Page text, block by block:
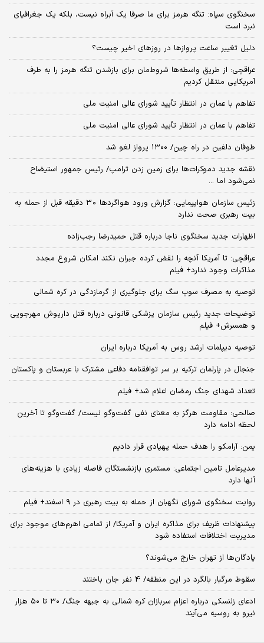
سخنگوی سپاه: تنگه هرمز برای ما صرفا یک آبراه نیست، بلکه یک جغرافیای
نبرد است
دلیل تغییر ساعت پروازها در روزهای اخیر چیست؟
عراقچی: از طریق واسطه‌ها شروط‌مان برای بازشدن تنگه هرمز را به طرف
آمریکایی منتقل کردیم
تفاهم با عمان در انتظار تأیید شورای عالی امنیت ملی
تفاهم با عمان در انتظار تأیید شورای عالی امنیت ملی
طوفان دلفین در راه چین/ ۱۳۰۰ پرواز لغو شد
نقشه جدید دموکرات‌ها برای زمین زدن ترامپ/ رئیس جمهور استیضاح
نمی‌شود اما ...
زئیس سازمان هواپیمایی: گزارش ورود هواگردها ٣٠ دقیقه قبل از حمله به
بیت رهبری صحت ندارد
اظهارات جدید سخنگوی ناجا درباره قتل حمیدرضا رجب‌زاده
عراقچی: تا آمریکا آنچه را نقض کرده جبران نکند امکان شروع مجدد
مذاکرات وجود ندارد+ فیلم
توصیه به مصرف سوپ سگ برای جلوگیری از گرمازدگی در کره شمالی
توضیحات جدید رئیس سازمان پزشکی قانونی درباره قتل داریوش مهرجویی
و همسرش+ فیلم
توصیه دیپلمات ارشد روس به آمریکا درباره ایران
جنجال در پارلمان ترکیه بر سر توافقنامه دفاعی مشترک با عربستان و پاکستان
تعداد شهدای جنگ رمضان اعلام شد+ فیلم
صالحی: مقاومت هرگز به معنای نفی گفت‌وگو نیست/ گفت‌وگو تا آخرین
لحظه ادامه دارد
یمن: آرامکو را هدف حمله پهپادی قرار دادیم
مدیرعامل تامین اجتماعی: مستمری بازنشستگان فاصله زیادی با هزینه‌های
آنها دارد
روایت سخنگوی شورای نگهبان از حمله به بیت رهبری در ۹ اسفند+ فیلم
پیشنهادات ظریف برای مذاکره ایران و آمریکا/ از تمامی اهرم‌های موجود برای
مدیریت اختلافات استفاده شود
پادگان‌ها از تهران خارج می‌شوند؟
سقوط مرگبار بالگرد در این منطقه/ 4 نفر جان باختند
ادعای زلنسکی درباره اعزام سربازان کره شمالی به جبهه جنگ/ ۳۰ تا ۵۰ هزار
نیرو به روسیه می‌آیند